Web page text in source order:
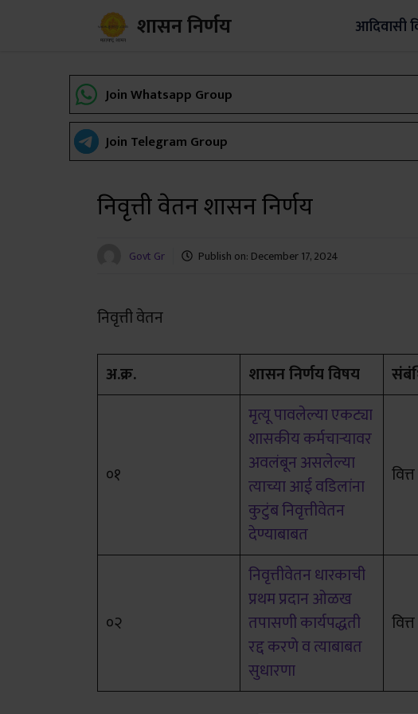
शासन निर्णय आदिवासी
Join Whatsapp Group
Join Telegram Group
निवृत्ती वेतन शासन निर्णय
Govt Gr Publish on: December 17, 2024
निवृत्ती वेतन
अ.क्र. शासन निर्णय विषय
०१
मृत्यू पावलेल्या एकट्या
शासकीय कर्मचाऱ्यावर
अवलंबून असलेल्या
त्याच्या आई वडिलांना
कुटुंब निवृत्तीवेतन
देण्याबाबत
०२
निवृत्तीवेतन धारकाची
प्रथम प्रदान ओळख
तपासणी कार्यपद्धती
रद्द करणे व त्याबाबत
सुधारणा